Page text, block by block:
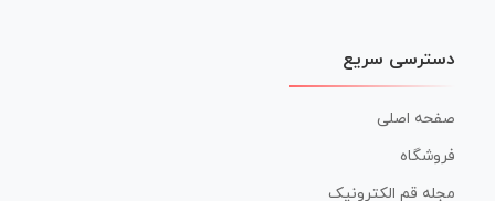
دسترسی سریع
صفحه اصلی
فروشگاه
مجله قم الکترونیک